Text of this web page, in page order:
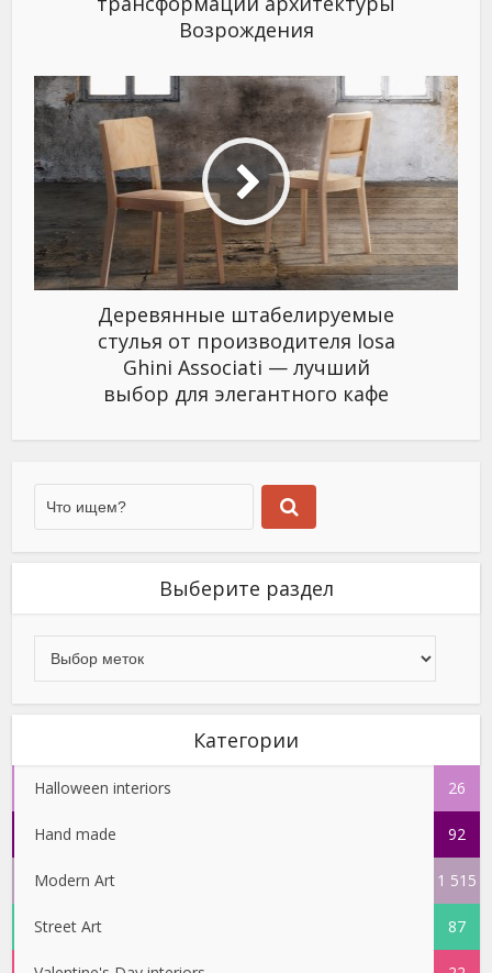
Возрождения
Деревянные штабелируемые
стулья от производителя Iosa
Ghini Associati — лучший
выбор для элегантного кафе
Выберите раздел
Категории
Halloween interiors 26
Hand made 92
Modern Art 1 515
Street Art 87